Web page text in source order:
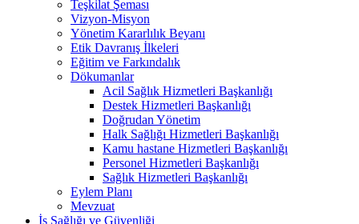
Teşkilat Şeması
Vizyon-Misyon
Yönetim Kararlılık Beyanı
Etik Davranış İlkeleri
Eğitim ve Farkındalık
Dökumanlar
Acil Sağlık Hizmetleri Başkanlığı
Destek Hizmetleri Başkanlığı
Doğrudan Yönetim
Halk Sağlığı Hizmetleri Başkanlığı
Kamu hastane Hizmetleri Başkanlığı
Personel Hizmetleri Başkanlığı
Sağlık Hizmetleri Başkanlığı
Eylem Planı
Mevzuat
İş Sağlığı ve Güvenliği